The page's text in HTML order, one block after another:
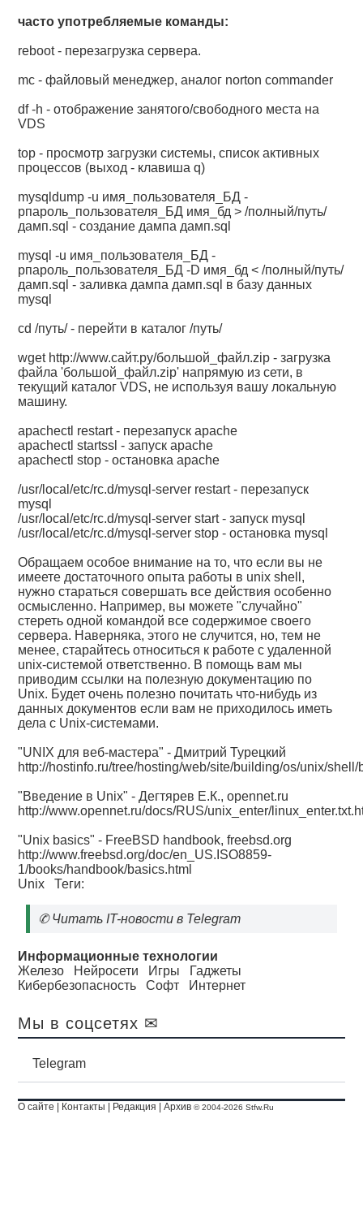
часто употребляемые команды:
reboot - перезагрузка сервера.
mc - файловый менеджер, аналог norton commander
df -h - отображение занятого/свободного места на
VDS
top - просмотр загрузки системы, список активных
процессов (выход - клавиша q)
mysqldump -u имя_пользователя_БД -
pпароль_пользователя_БД имя_бд > /полный/путь/
дамп.sql - создание дампа дамп.sql
mysql -u имя_пользователя_БД -
pпароль_пользователя_БД -D имя_бд < /полный/путь/
дамп.sql - заливка дампа дамп.sql в базу данных
mysql
cd /путь/ - перейти в каталог /путь/
wget http://www.сайт.ру/большой_файл.zip - загрузка
файла 'большой_файл.zip' напрямую из сети, в
текущий каталог VDS, не используя вашу локальную
машину.
apachectl restart - перезапуск apache
apachectl startssl - запуск apache
apachectl stop - остановка apache
/usr/local/etc/rc.d/mysql-server restart - перезапуск
mysql
/usr/local/etc/rc.d/mysql-server start - запуск mysql
/usr/local/etc/rc.d/mysql-server stop - остановка mysql
Обращаем особое внимание на то, что если вы не
имеете достаточного опыта работы в unix shell,
нужно стараться совершать все действия особенно
осмысленно. Например, вы можете "случайно"
стереть одной командой все содержимое своего
сервера. Наверняка, этого не случится, но, тем не
менее, старайтесь относиться к работе с удаленной
unix-системой ответственно. В помощь вам мы
приводим ссылки на полезную документацию по
Unix. Будет очень полезно почитать что-нибудь из
данных документов если вам не приходилось иметь
дела с Unix-системами.
"UNIX для веб-мастера" - Дмитрий Турецкий
http://hostinfo.ru/tree/hosting/web/site/building/os/unix/shell/
"Введение в Unix" - Дегтярев Е.К., opennet.ru
http://www.opennet.ru/docs/RUS/unix_enter/
"Unix basics" - FreeBSD handbook, freebsd.org
http://www.freebsd.org/doc/en_US.ISO8859-
1/books/handbook/basics.html
Unix Теги:
✆Читать IT-новости в Telegram
Информационные технологии
Железо
Нейросети Игры
Гаджеты
Кибербезопасность
Софт Интернет
Мы в соцсетях ✉
Telegram
О сайте Контакты Редакция |Архив © 2004-2026 Stfw.Ru